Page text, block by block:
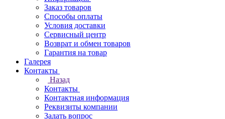
Заказ товаров
Способы оплаты
Условия доставки
Сервисный центр
Возврат и обмен товаров
Гарантия на товар
Галерея
Контакты
Назад
Контакты
Контактная информация
Реквизиты компании
Задать вопрос